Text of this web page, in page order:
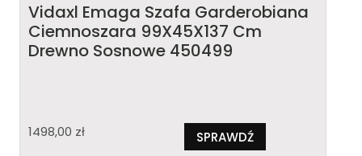
Vidaxl Emaga Szafa Garderobiana
Ciemnoszara 99X45X137 Cm
Drewno Sosnowe 450499
1498,00 zł SPRAWDŹ